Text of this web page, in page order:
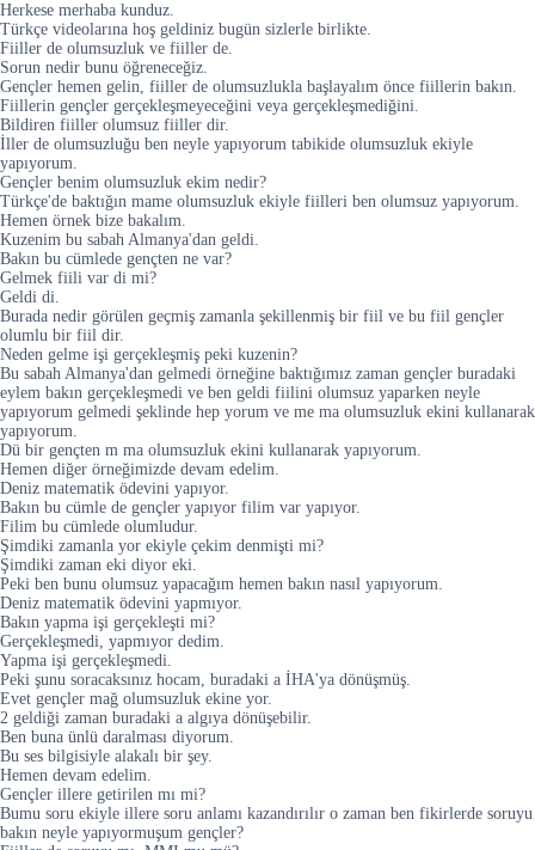
Herkese merhaba kunduz.
Türkçe videolarına hoş geldiniz bugün sizlerle birlikte.
Fiiller de olumsuzluk ve fiiller de.
Sorun nedir bunu öğreneceğiz.
Gençler hemen gelin, fiiller de olumsuzlukla başlayalım önce fiillerin bakın.
Fiillerin gençler gerçekleşmeyeceğini veya gerçekleşmediğini.
Bildiren fiiller olumsuz fiiller dir.
İller de olumsuzluğu ben neyle yapıyorum tabikide olumsuzluk ekiyle
yapıyorum.
Gençler benim olumsuzluk ekim nedir?
Türkçe'de baktığın mame olumsuzluk ekiyle fiilleri ben olumsuz yapıyorum.
Hemen örnek bize bakalım.
Kuzenim bu sabah Almanya'dan geldi.
Bakın bu cümlede gençten ne var?
Gelmek fiili var di mi?
Geldi di.
Burada nedir görülen geçmiş zamanla şekillenmiş bir fiil ve bu fiil gençler
olumlu bir fiil dir.
Neden gelme işi gerçekleşmiş peki kuzenin?
Bu sabah Almanya'dan gelmedi örneğine baktığımız zaman gençler buradaki
eylem bakın gerçekleşmedi ve ben geldi fiilini olumsuz yaparken neyle
yapıyorum gelmedi şeklinde hep yorum ve me ma olumsuzluk ekini kullanarak
yapıyorum.
Dü bir gençten m ma olumsuzluk ekini kullanarak yapıyorum.
Hemen diğer örneğimizde devam edelim.
Deniz matematik ödevini yapıyor.
Bakın bu cümle de gençler yapıyor filim var yapıyor.
Filim bu cümlede olumludur.
Şimdiki zamanla yor ekiyle çekim denmişti mi?
Şimdiki zaman eki diyor eki.
Peki ben bunu olumsuz yapacağım hemen bakın nasıl yapıyorum.
Deniz matematik ödevini yapmıyor.
Bakın yapma işi gerçekleşti mi?
Gerçekleşmedi, yapmıyor dedim.
Yapma işi gerçekleşmedi.
Peki şunu soracaksınız hocam, buradaki a İHA'ya dönüşmüş.
Evet gençler mağ olumsuzluk ekine yor.
2 geldiği zaman buradaki a algıya dönüşebilir.
Ben buna ünlü daralması diyorum.
Bu ses bilgisiyle alakalı bir şey.
Hemen devam edelim.
Gençler illere getirilen mı mi?
Bumu soru ekiyle illere soru anlamı kazandırılır o zaman ben fikirlerde soruyu
bakın neyle yapıyormuşum gençler?